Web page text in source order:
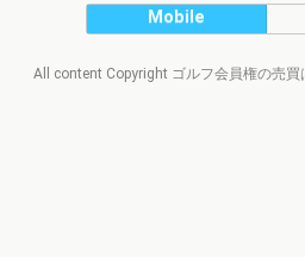
Mobile
All content Copyright ゴルフ会員権の売